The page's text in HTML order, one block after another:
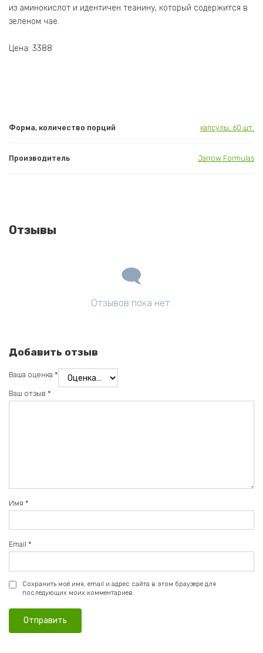
из аминокислот и идентичен теанину, который содержится в
зеленом чае.
Цена: 3388
Форма, количество порций капсулы, 60 шт.
Производитель Jarrow Formulas
Отзывы
Отзывов пока нет.
Добавить отзыв
Ваша оценка *
Ваш отзыв *
Имя *
Email *
Сохранить моё имя, email и адрес сайта в этом браузере для
последующих моих комментариев.